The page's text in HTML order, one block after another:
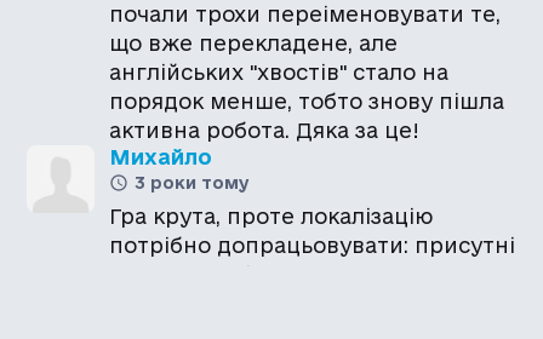
почали трохи переіменовувати те,
що вже перекладене, але
англійських "хвостів" стало на
порядок менше, тобто знову пішла
активна робота. Дяка за це!
Михайло
3 роки тому
Гра крута, проте локалізацію
потрібно допрацьовувати: присутні
непекладені частини, шматки коду,